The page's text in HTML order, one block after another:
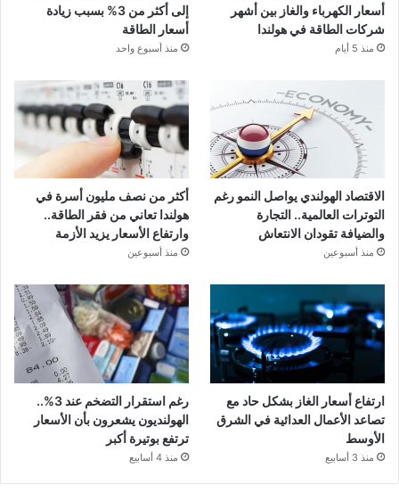
أسعار الكهرباء والغاز بين أشهر
شركات الطاقة في هولندا
منذ 5 أيام
إلى أكثر من 3% بسبب زيادة
أسعار الطاقة
منذ أسبوع واحد
الاقتصاد الهولندي يواصل النمو رغم
التوترات العالمية.. التجارة
والضيافة تقودان الانتعاش
منذ أسبوعين
أكثر من نصف مليون أسرة في
هولندا تعاني من فقر الطاقة..
وارتفاع الأسعار يزيد الأزمة
منذ أسبوعين
ارتفاع أسعار الغاز بشكل حاد مع
تصاعد الأعمال العدائية في الشرق
الأوسط
منذ 3 أسابيع
رغم استقرار التضخم عند 3%..
الهولنديون يشعرون بأن الأسعار
ترتفع بوتيرة أكبر
منذ 4 أسابيع